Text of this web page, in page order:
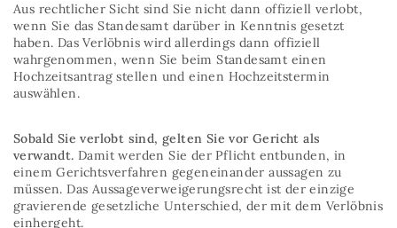
Aus rechtlicher Sicht sind Sie nicht dann offiziell verlobt,
wenn Sie das Standesamt darüber in Kenntnis gesetzt
haben. Das Verlöbnis wird allerdings dann offiziell
wahrgenommen, wenn Sie beim Standesamt einen
Hochzeitsantrag stellen und einen Hochzeitstermin
auswählen.
Sobald Sie verlobt sind, gelten Sie vor Gericht als
verwandt. Damit werden Sie der Pflicht entbunden, in
einem Gerichtsverfahren gegeneinander aussagen zu
müssen. Das Aussageverweigerungsrecht ist der einzige
gravierende gesetzliche Unterschied, der mit dem Verlöbnis
einhergeht.